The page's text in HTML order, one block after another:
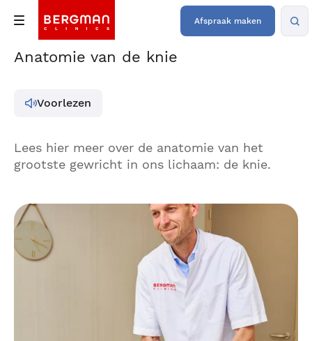
Afspraak maken
Anatomie van de knie
Voorlezen
Lees hier meer over de anatomie van het
grootste gewricht in ons lichaam: de knie.